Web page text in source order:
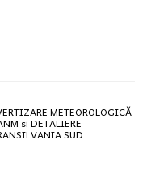
METEOROLOGICĂ
si DETALIERE
SUD